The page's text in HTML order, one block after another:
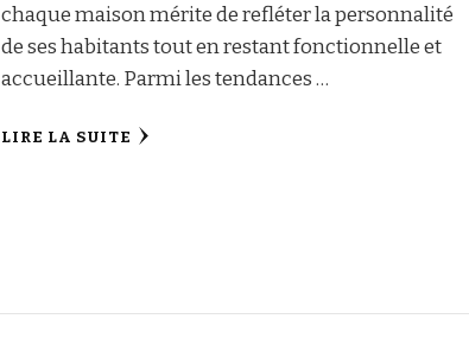
chaque maison mérite de refléter la personnalité
de ses habitants tout en restant fonctionnelle et
accueillante. Parmi les tendances …
LIRE LA SUITE